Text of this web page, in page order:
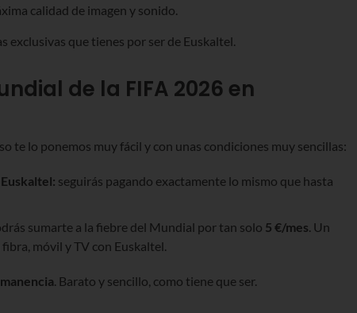
calidad de imagen y sonido.
exclusivas que tienes por ser de Euskaltel.
de la FIFA 2026 en
te lo ponemos muy fácil y con unas condiciones muy sencillas:
seguirás pagando exactamente lo mismo que hasta
sumarte a la fiebre del Mundial por tan solo 5 €/mes. Un
móvil y TV con Euskaltel.
. Barato y sencillo, como tiene que ser.